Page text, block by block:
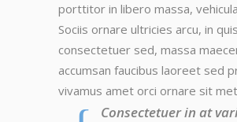
porttitor in libero massa,
Sociis ornare ultricies arcu, in quis
consectetuer sed, massa
accumsan faucibus laoreet sed
vivamus amet orci ornare sit
Consectetuer in at